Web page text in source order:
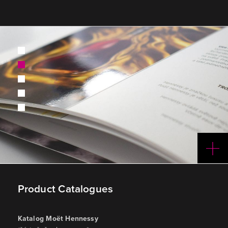
1
2
3
4
5
Product Catalogues
Katalog Moët Hennessy